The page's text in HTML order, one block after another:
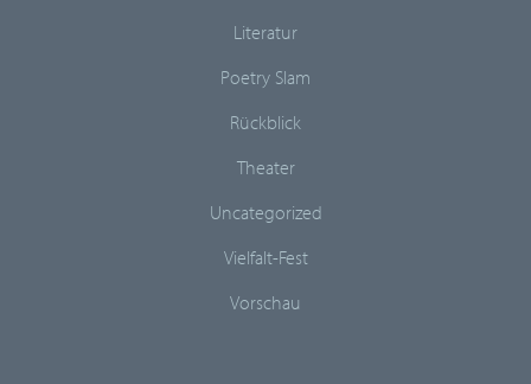
Literatur
Poetry Slam
Rückblick
Theater
Uncategorized
Vielfalt-Fest
Vorschau